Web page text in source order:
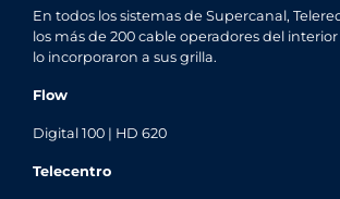
En todos los sistemas de Supercanal,
los más de 200 cable operadores del
lo incorporaron a sus grilla.
Flow
Digital 100 | HD 620
Telecentro